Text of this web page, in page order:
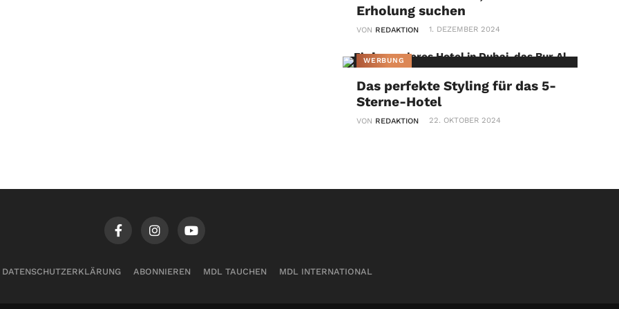
Erholung suchen
VON REDAKTION 1. DEZEMBER 2024
WERBUNG
Das perfekte Styling für das 5-
Sterne-Hotel
VON REDAKTION 22. OKTOBER 2024
DATENSCHUTZERKLÄRUNG ABONNIEREN MDL TAUCHEN MDL INTERNATIONAL